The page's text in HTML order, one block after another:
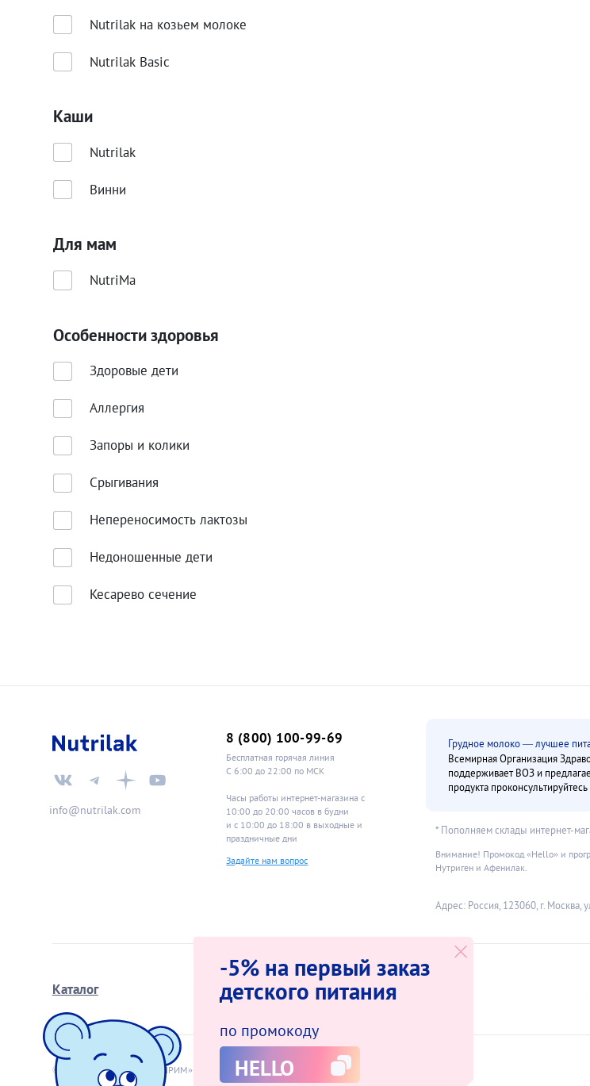
Nutrilak на козьем молоке
Nutrilak Basic
Каши
Nutrilak
Винни
Для мам
NutriMa
Особенности здоровья
Здоровые дети
Аллергия
Запоры и колики
Срыгивания
Непереносимость лактозы
Недоношенные дети
Кесарево сечение
info@nutrilak.com
8 (800) 100-99-69
Бесплатная горячая линия
С 6:00 до 22:00 по МСК
Часы работы интернет-магазина с
10:00 до 20:00 часов в будни
и с 10:00 до 18:00 в выходные и
праздничные дни
Задайте нам вопрос
Грудное молоко — лучшее
Всемирная Организация
поддерживает ВОЗ и
продукта
* Пополняем склады интернет-
Внимание! Промокод «Hello» и
Нутриген и Афенилак.
Адрес: Россия, 123060, г. Москва,
Каталог Школа мам
© 2009−2026 АО «ИНФАПРИМ» Оферта интернет-магазина
-5% на первый заказ
детского питания
по промокоду
HELLO